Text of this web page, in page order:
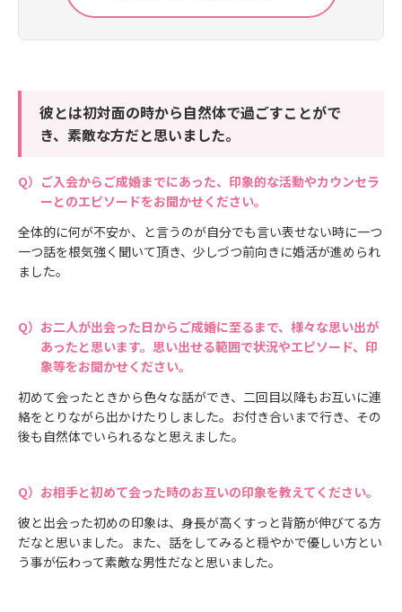
彼とは初対面の時から自然体で過ごすことがで
き、素敵な方だと思いました。
ご入会からご成婚までにあった、印象的な活動やカウンセラ
ーとのエピソードをお聞かせください。
全体的に何が不安か、と言うのが自分でも言い表せない時に一つ
一つ話を根気強く聞いて頂き、少しづつ前向きに婚活が進められ
ました。
お二人が出会った日からご成婚に至るまで、様々な思い出が
あったと思います。思い出せる範囲で状況やエピソード、印
象等をお聞かせください。
初めて会ったときから色々な話ができ、二回目以降もお互いに連
絡をとりながら出かけたりしました。お付き合いまで行き、その
後も自然体でいられるなと思えました。
お相手と初めて会った時のお互いの印象を教えてください。
彼と出会った初めの印象は、身長が高くすっと背筋が伸びてる方
だなと思いました。また、話をしてみると穏やかで優しい方とい
う事が伝わって素敵な男性だなと思いました。